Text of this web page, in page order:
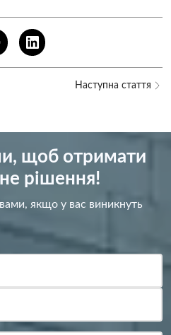
Наступна стаття
щоб отримати
рішення!
якщо у вас виникнуть